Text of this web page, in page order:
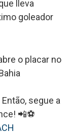
lleva
goleador
o placar no
Então, segue a
📲⚽